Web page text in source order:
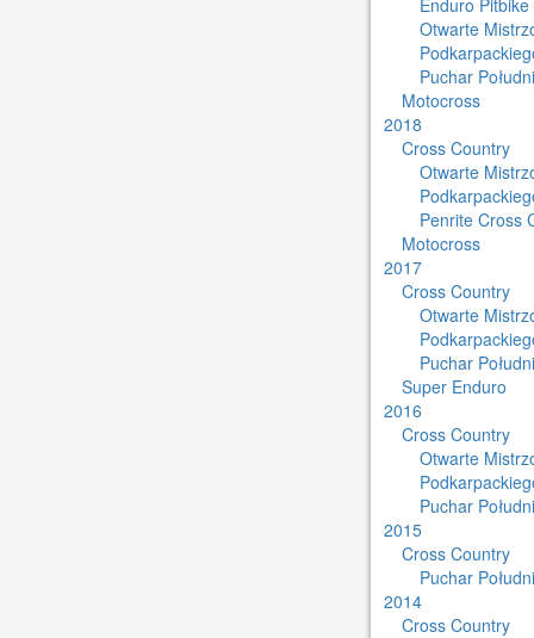
Enduro Pitbike
Otwarte
Puchar
Motocross
2018
Cross Country
Otwarte
Penrite Cross
Motocross
2017
Cross Country
Otwarte
Puchar
Super Enduro
2016
Cross Country
Otwarte
Puchar
2015
Cross Country
Puchar
2014
Cross Country